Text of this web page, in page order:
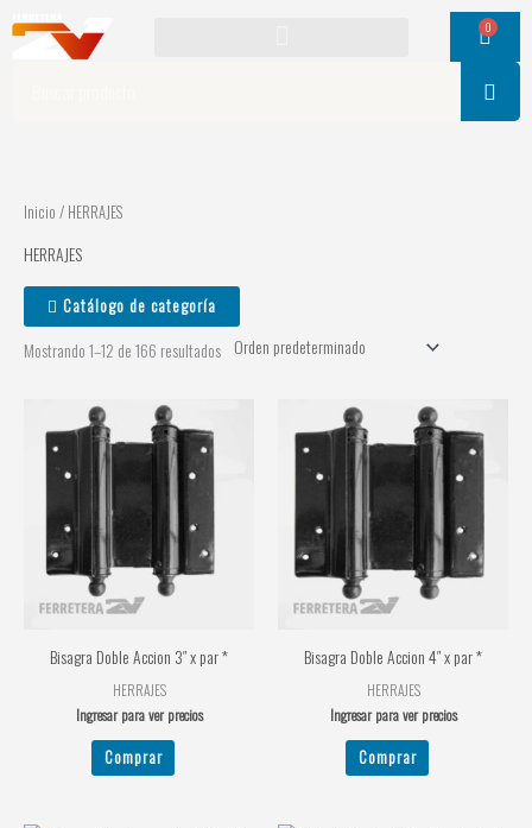
0
Cart
Inicio / HERRAJES
HERRAJES
Catálogo de categoría
Mostrando 1–12 de 166 resultados
Bisagra Doble Accion 3″ x par *
HERRAJES
Ingresar para ver precios
Comprar
Bisagra Doble Accion 4″ x par *
HERRAJES
Ingresar para ver precios
Comprar